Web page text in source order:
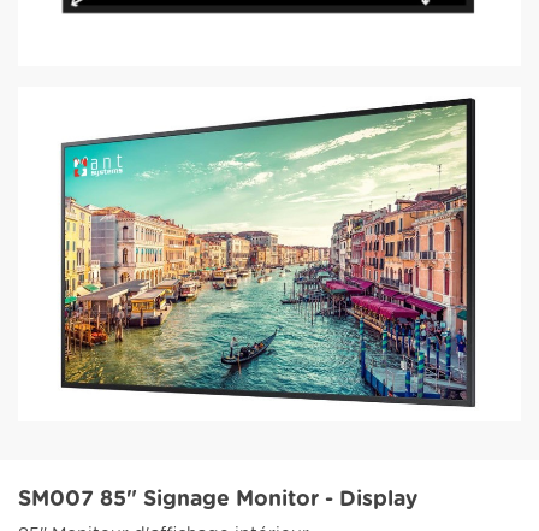
SM007 85" Signage Monitor - Display